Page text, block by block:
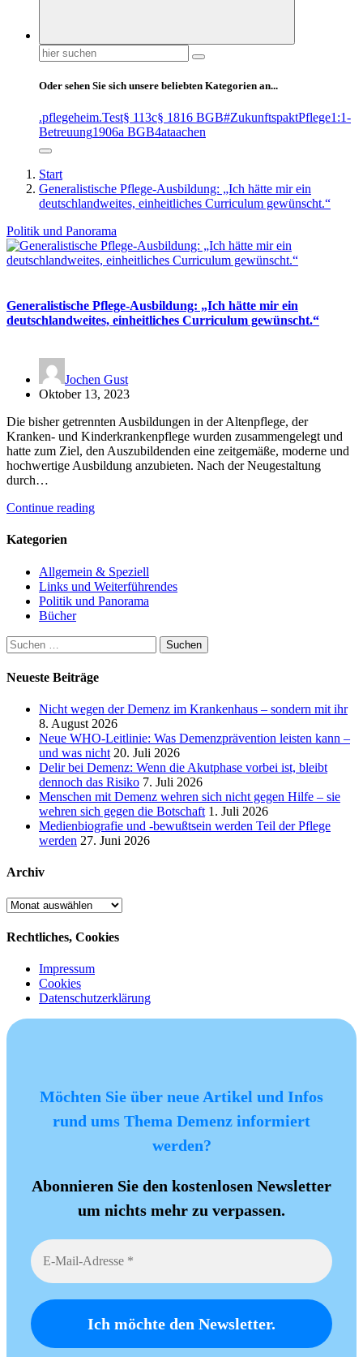
Suchen
nach:
Oder sehen Sie sich unsere beliebten Kategorien an...
.pflegeheim.Test§ 113c§ 1816 BGB#ZukunftspaktPflege1:1-
Betreuung1906a BGB4ataachen
Start
Generalistische Pflege-Ausbildung: „Ich hätte mir ein
deutschlandweites, einheitliches Curriculum gewünscht.“
Politik und Panorama
Generalistische Pflege-Ausbildung: „Ich hätte mir ein
deutschlandweites, einheitliches Curriculum gewünscht.“
Jochen Gust
Oktober 13, 2023
Die bisher getrennten Ausbildungen in der Altenpflege, der
Kranken- und Kinderkrankenpflege wurden zusammengelegt und
hatte zum Ziel, den Auszubildenden eine zeitgemäße, moderne und
hochwertige Ausbildung anzubieten. Nach der Neugestaltung
durch…
Continue reading
Kategorien
Allgemein & Speziell
Links und Weiterführendes
Politik und Panorama
Bücher
Suchen
nach:
Neueste Beiträge
Nicht wegen der Demenz im Krankenhaus – sondern mit ihr
8. August 2026
Neue WHO-Leitlinie: Was Demenzprävention leisten kann –
und was nicht 20. Juli 2026
Delir bei Demenz: Wenn die Akutphase vorbei ist, bleibt
dennoch das Risiko 7. Juli 2026
Menschen mit Demenz wehren sich nicht gegen Hilfe – sie
wehren sich gegen die Botschaft 1. Juli 2026
Medienbiografie und -bewußtsein werden Teil der Pflege
werden 27. Juni 2026
Archiv
Archiv
Rechtliches, Cookies
Impressum
Cookies
Datenschutzerklärung
Möchten Sie über neue Artikel und Infos
rund ums Thema Demenz informiert
werden?
Abonnieren Sie den kostenlosen Newsletter
um nichts mehr zu verpassen.